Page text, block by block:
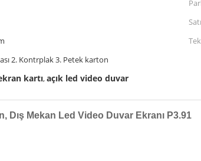
2. Kontrplak 3. Petek karton
kartı,açık led video duvar
Dış Mekan Led Video Duvar Ekranı P3.91